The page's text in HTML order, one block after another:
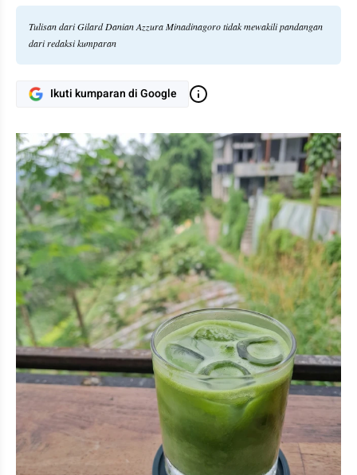
Tulisan dari Gilard Danian Azzura Minadinagoro tidak mewakili pandangan
dari redaksi kumparan
Ikuti kumparan di Google